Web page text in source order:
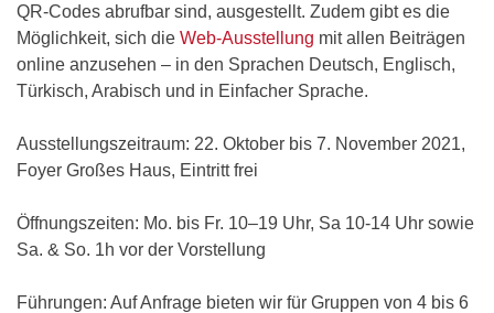
QR-Codes abrufbar sind, ausgestellt. Zudem gibt es die
Möglichkeit, sich die Web-Ausstellung mit allen Beiträgen
online anzusehen – in den Sprachen Deutsch, Englisch,
Türkisch, Arabisch und in Einfacher Sprache.
Ausstellungszeitraum: 22. Oktober bis 7. November 2021,
Foyer Großes Haus, Eintritt frei
Öffnungszeiten: Mo. bis Fr. 10–19 Uhr, Sa 10-14 Uhr sowie
Sa. & So. 1h vor der Vorstellung
Führungen: Auf Anfrage bieten wir für Gruppen von 4 bis 6